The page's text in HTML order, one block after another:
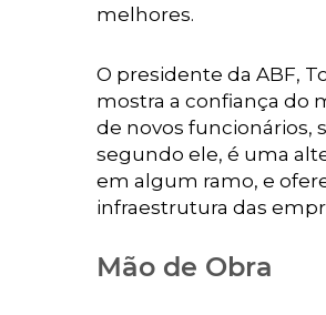
melhores.
O presidente da ABF,
mostra a confiança do
de novos funcionários,
segundo ele, é uma
em algum ramo, e
infraestrutura das
Mão de Obra